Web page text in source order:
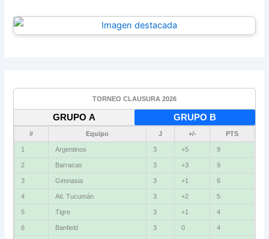
TORNEO CLAUSURA 2026
GRUPO A GRUPO B
# Equipo J +/- PTS
1 Argentinos 3 +5 9
2 Barracas 3 +3 9
3 Gimnasia 3 +1 6
4 Atl. Tucumán 3 +2 5
5 Tigre 3 +1 4
6 Banfield 3 0 4